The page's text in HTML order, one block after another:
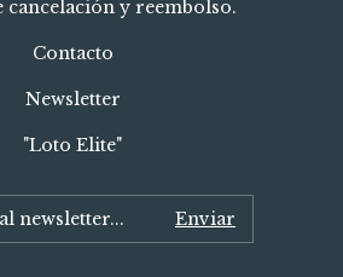
cancelación y reembolso.
Contacto
Newsletter
"Loto Elite"